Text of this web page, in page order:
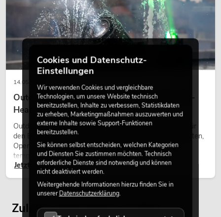
EUROLITE Set LED KLS-902 + STV-
40S-WOT Stahlstativ
No. 20000721Artikel nicht mehr verfügbar
EUROLITE Set LED KLS-902 + STV-60-
WOT EU Stahlstativ schwarz
14.05.2026
Outdoor Moving-Heads: Wetterfeste Moving-
Heads bei Events
Outdoor Moving-Heads sind bewegliche Scheinwerfer für
den Einsatz im Freien. Sie werden bei Festivals, Stadtfesten,
Open-Air-Konzerten, Architekturinszenierungen und
temporären Außeninstallationen eingesetzt.
Jetzt lesen
Zuletzt angesehene Artikel
Cookies und Datenschutz-
Einstellungen
Wir verwenden Cookies und vergleichbare
Technologien, um unsere Website technisch
bereitzustellen, Inhalte zu verbessern, Statistikdaten
zu erheben, Marketingmaßnahmen auszuwerten und
externe Inhalte sowie Support-Funktionen
bereitzustellen.
Sie können selbst entscheiden, welchen Kategorien
und Diensten Sie zustimmen möchten. Technisch
erforderliche Dienste sind notwendig und können
nicht deaktiviert werden.
Weitergehende Informationen hierzu finden Sie in
unsererDatenschutzerklärung.